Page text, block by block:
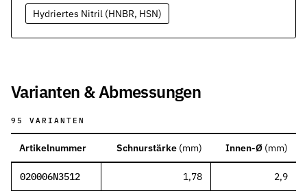
Werkstoffe
Werkstoffe in der Dichtungstechnik – Grundlagen, Eigenschaften
Richtlinien & Zulassungen
REACH, RoHS, PFAS, FDA, LkSG und weitere Richtlinien für
Hydriertes Nitril (HNBR, HSN)
Varianten & Abmessungen
95 VARIANTEN
Artikelnummer Schnurstärke (mm) Innen-Ø (mm)
020006N3512 1,78 2,9